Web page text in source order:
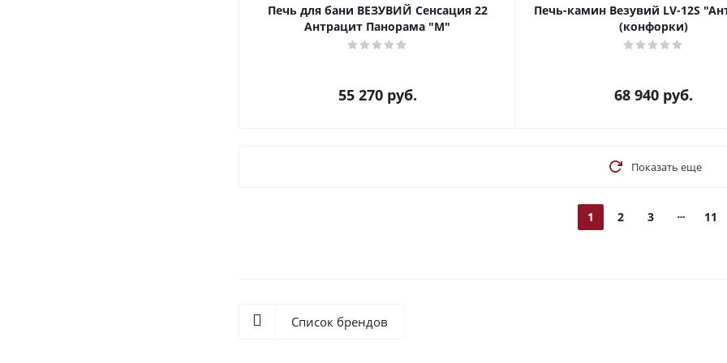
Печь для бани ВЕЗУВИЙ Сенсация 22
Антрацит Панорама "М"
55 270руб.
Печь-камин Везувий LV-12S
(конфорки)
68 940руб.
Показать еще
1 2 3 11
Список брендов